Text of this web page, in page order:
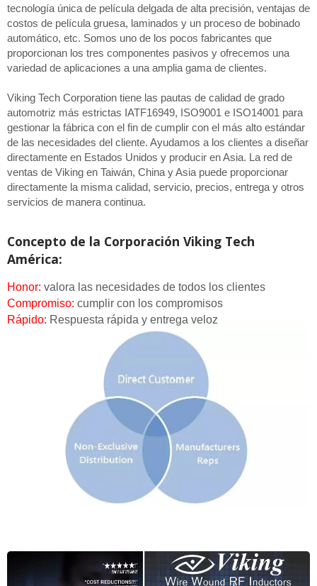
tecnología única de película delgada de alta precisión, ventajas de
costos de película gruesa, laminados y un proceso de bobinado
automático, etc. Somos uno de los pocos fabricantes que
proporcionan los tres componentes pasivos y ofrecemos una
variedad de aplicaciones a una amplia gama de clientes.
Viking Tech Corporation tiene las pautas de calidad de grado
automotriz más estrictas IATF16949, ISO9001 e ISO14001 para
gestionar la fábrica con el fin de cumplir con el más alto estándar
de las necesidades del cliente. Ayudamos a los clientes a diseñar
directamente en Estados Unidos y producir en Asia. La red de
ventas de Viking en Taiwán, China y Asia puede proporcionar
directamente la misma calidad, servicio, precios, entrega y otros
servicios de manera continua.
Concepto de la Corporación Viking Tech
América:
Honor: valora las necesidades de todos los clientes
Compromiso: cumplir con los compromisos
Rápido: Respuesta rápida y entrega veloz